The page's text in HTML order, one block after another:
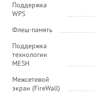
Поддержка
WPS
Флеш-память
Поддержка
технологии
MESH
Межсетевой
экран (FireWall)